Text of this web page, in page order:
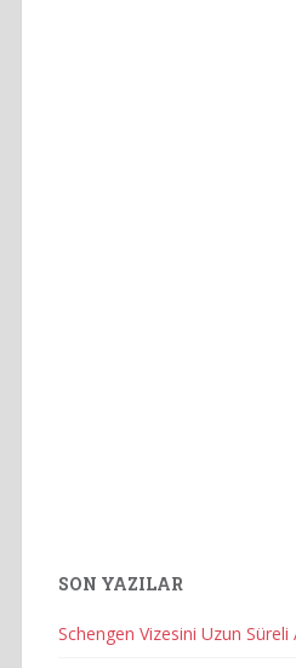
SON YAZILAR
Schengen Vizesini Uzun Süreli